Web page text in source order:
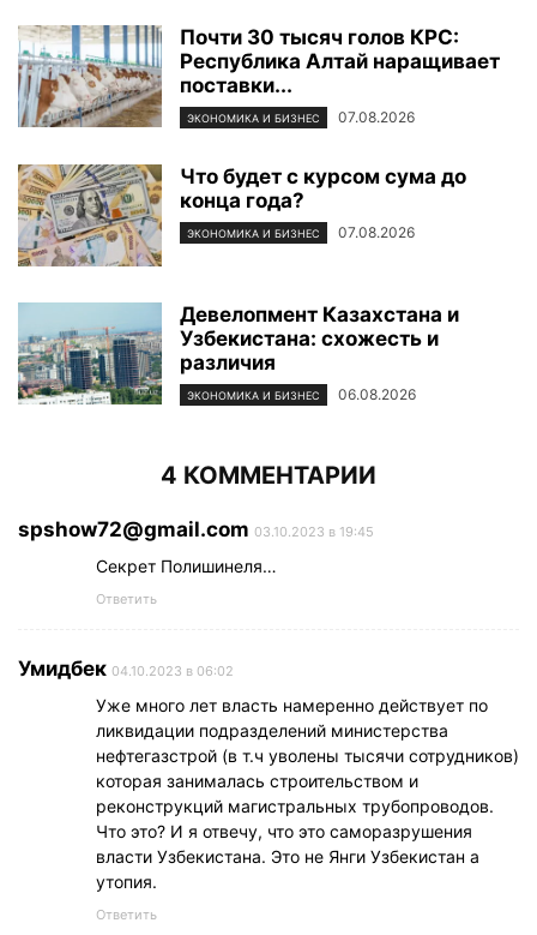
Почти 30 тысяч голов КРС:
Республика Алтай наращивает
поставки...
ЭКОНОМИКА И БИЗНЕС 07.08.2026
Что будет с курсом сума до
конца года?
ЭКОНОМИКА И БИЗНЕС 07.08.2026
Девелопмент Казахстана и
Узбекистана: схожесть и
различия
ЭКОНОМИКА И БИЗНЕС 06.08.2026
4 КОММЕНТАРИИ
spshow72@gmail.com 03.10.2023 в 19:45
Секрет Полишинеля…
Ответить
Умидбек 04.10.2023 в 06:02
Уже много лет власть намеренно действует по
ликвидации подразделений министерства
нефтегазстрой (в т.ч уволены тысячи сотрудников)
которая занималась строительством и
реконструкций магистральных трубопроводов.
Что это? И я отвечу, что это саморазрушения
власти Узбекистана. Это не Янги Узбекистан а
утопия.
Ответить